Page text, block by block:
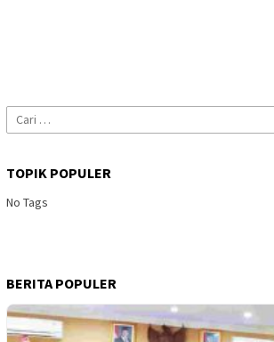
Cari
untuk:
TOPIK POPULER
No Tags
BERITA POPULER